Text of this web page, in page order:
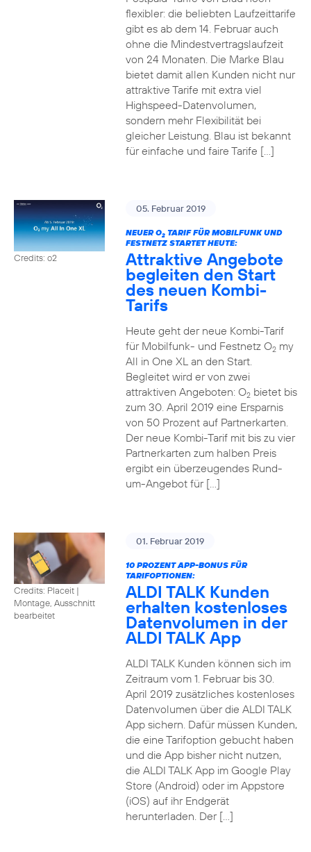
flexibler: die beliebten Laufzeittarife
gibt es ab dem 14. Februar auch
ohne die Mindestvertragslaufzeit
von 24 Monaten. Die Marke Blau
bietet damit allen Kunden nicht nur
attraktive Tarife mit extra viel
Highspeed-Datenvolumen,
sondern mehr Flexibilität bei
gleicher Leistung. Blau ist bekannt
für einfache und faire Tarife […]
Credits: o2
05. Februar 2019
NEUER O2TARIF FÜR MOBILFUNK UND
FESTNETZ STARTET HEUTE:
Attraktive Angebote
begleiten den Start
des neuen Kombi-
Tarifs
Heute geht der neue Kombi-Tarif
für Mobilfunk- und Festnetz O2my
All in One XL an den Start.
Begleitet wird er von zwei
attraktiven Angeboten: O2bietet bis
zum 30. April 2019 eine Ersparnis
von 50 Prozent auf Partnerkarten.
Der neue Kombi-Tarif mit bis zu vier
Partnerkarten zum halben Preis
ergibt ein überzeugendes Rund-
um-Angebot für […]
Credits: Placeit |
Montage, Ausschnitt
bearbeitet
01. Februar 2019
10 PROZENT APP-BONUS FÜR
TARIFOPTIONEN:
ALDI TALK Kunden
erhalten kostenloses
Datenvolumen in der
ALDI TALK App
ALDI TALK Kunden können sich im
Zeitraum vom 1. Februar bis 30.
April 2019 zusätzliches kostenloses
Datenvolumen über die ALDI TALK
App sichern. Dafür müssen Kunden,
die eine Tarifoption gebucht haben
und die App bisher nicht nutzen,
die ALDI TALK App im Google Play
Store (Android) oder im Appstore
(iOS) auf ihr Endgerät
herunterladen. Der […]